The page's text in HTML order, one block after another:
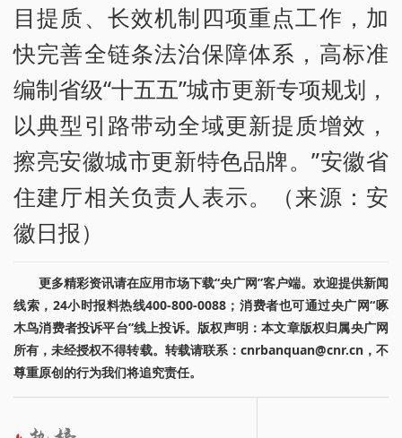
目提质、长效机制四项重点工作，加
快完善全链条法治保障体系，高标准
编制省级“十五五”城市更新专项规划，
以典型引路带动全域更新提质增效，
擦亮安徽城市更新特色品牌。”安徽省
住建厅相关负责人表示。（来源：安
徽日报）
更多精彩资讯请在应用市场下载“央广网”客户端。欢迎提供新闻
线索，24小时报料热线400-800-0088；消费者也可通过央广网“啄
木鸟消费者投诉平台”线上投诉。版权声明：本文章版权归属央广网
所有，未经授权不得转载。转载请联系：cnrbanquan@cnr.cn，不
尊重原创的行为我们将追究责任。